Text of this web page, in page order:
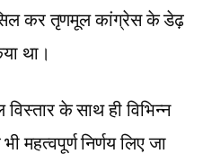
कर तृणमूल कांग्रेस के डेढ़
था।
के साथ ही विभिन्न
महत्वपूर्ण निर्णय लिए जा